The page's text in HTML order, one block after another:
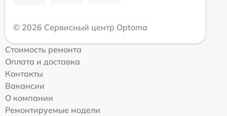
© 2026 Сервисный центр Optoma
Стоимость ремонта
Оплата и доставка
Контакты
Вакансии
О компании
Ремонтируемые модели